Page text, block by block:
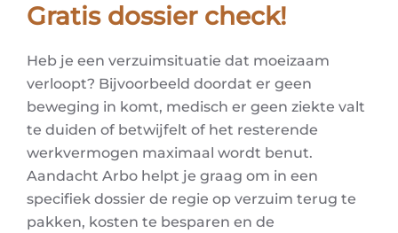
Gratis dossier check!
Heb je een verzuimsituatie dat moeizaam
verloopt? Bijvoorbeeld doordat er geen
beweging in komt, medisch er geen ziekte valt
te duiden of betwijfelt of het resterende
werkvermogen maximaal wordt benut.
Aandacht Arbo helpt je graag om in een
specifiek dossier de regie op verzuim terug te
pakken, kosten te besparen en de